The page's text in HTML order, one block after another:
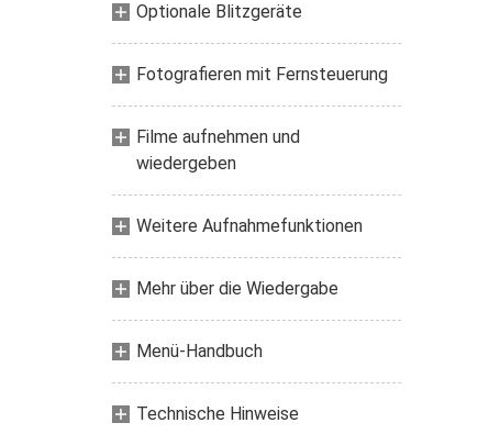
Optionale Blitzgeräte
Fotografieren mit Fernsteuerung
Filme aufnehmen und
wiedergeben
Weitere Aufnahmefunktionen
Mehr über die Wiedergabe
Menü-Handbuch
Technische Hinweise